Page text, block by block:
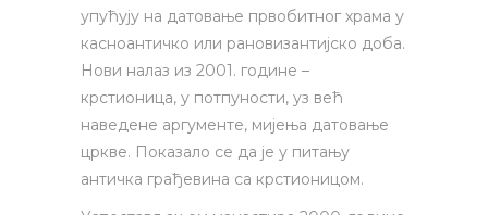
упућују на датовање првобитног храма у
касноантичко или рановизантијско доба.
Нови налаз из 2001. године –
крстионица, у потпуности, уз већ
наведене аргументе, мијења датовање
цркве. Показало се да је у питању
античка грађевина са крстионицом.